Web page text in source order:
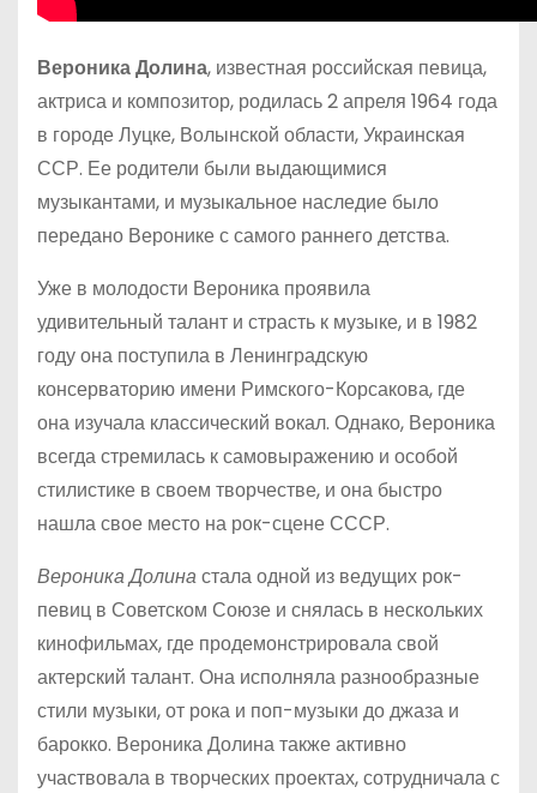
Вероника Долина, известная российская певица,
актриса и композитор, родилась 2 апреля 1964 года
в городе Луцке, Волынской области, Украинская
ССР. Ее родители были выдающимися
музыкантами, и музыкальное наследие было
передано Веронике с самого раннего детства.
Уже в молодости Вероника проявила
удивительный талант и страсть к музыке, и в 1982
году она поступила в Ленинградскую
консерваторию имени Римского-Корсакова, где
она изучала классический вокал. Однако, Вероника
всегда стремилась к самовыражению и особой
стилистике в своем творчестве, и она быстро
нашла свое место на рок-сцене СССР.
Вероника Долинастала одной из ведущих рок-
певиц в Советском Союзе и снялась в нескольких
кинофильмах, где продемонстрировала свой
актерский талант. Она исполняла разнообразные
стили музыки, от рока и поп-музыки до джаза и
барокко. Вероника Долина также активно
участвовала в творческих проектах, сотрудничала с